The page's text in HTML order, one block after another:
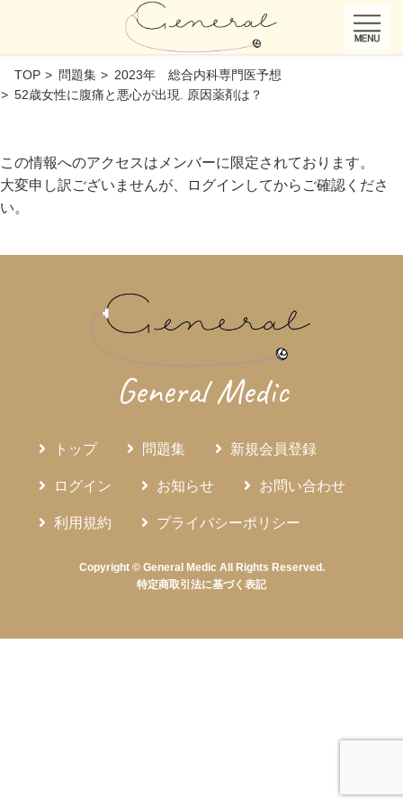
TOP 問題集
2023年 総合内科専門医予想
52歳女性に腹痛と悪心が出現. 原因薬剤は？
この情報へのアクセスはメンバーに限定されております。
大変申し訳ございませんが、ログインしてからご確認くださ
い。
General Medic
トップ 問題集 新規会員登録
ログイン お知らせ お問い合わせ
利用規約 プライバシーポリシー
Copyright © General Medic All Rights Reserved.
特定商取引法に基づく表記